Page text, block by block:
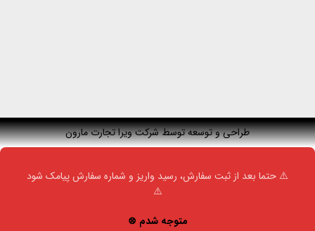
طراحی و توسعه توسط شرکت ویرا تجارت مارون
⚠️ حتما بعد از ثبت سفارش، رسید واریز و شماره سفارش پیامک شود
⚠️
متوجه شدم ⊗